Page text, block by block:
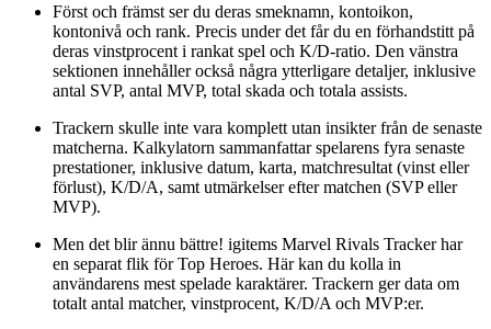
Först och främst ser du deras smeknamn, kontoikon,
kontonivå och rank. Precis under det får du en förhandstitt på
deras vinstprocent i rankat spel och K/D-ratio. Den vänstra
sektionen innehåller också några ytterligare detaljer, inklusive
antal SVP, antal MVP, total skada och totala assists.
Trackern skulle inte vara komplett utan insikter från de senaste
matcherna. Kalkylatorn sammanfattar spelarens fyra senaste
prestationer, inklusive datum, karta, matchresultat (vinst eller
förlust), K/D/A, samt utmärkelser efter matchen (SVP eller
MVP).
Men det blir ännu bättre! igitems Marvel Rivals Tracker har
en separat flik för Top Heroes. Här kan du kolla in
användarens mest spelade karaktärer. Trackern ger data om
totalt antal matcher, vinstprocent, K/D/A och MVP:er.